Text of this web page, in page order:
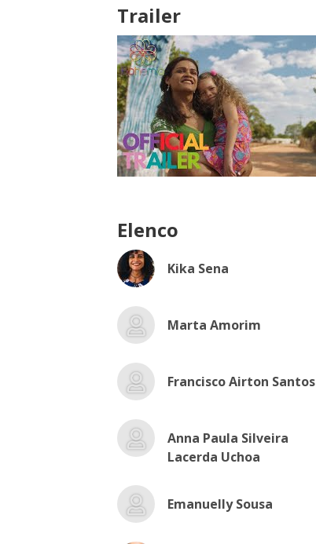
Trailer
Elenco
Kika Sena
Marta Amorim
Francisco Airton Santos
Anna Paula Silveira
Lacerda Uchoa
Emanuelly Sousa